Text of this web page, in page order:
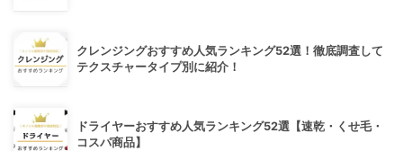
クレンジングおすすめ人気ランキング52選！徹底調査して
テクスチャータイプ別に紹介！
ドライヤーおすすめ人気ランキング52選【速乾・くせ毛・
コスパ商品】